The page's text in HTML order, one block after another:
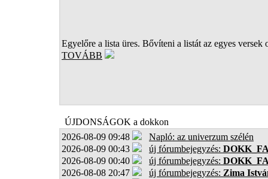
Egyelőre a lista üres. Bővíteni a listát az egyes versek
TOVÁBB
ÚJDONSÁGOK a dokkon
2026-08-09 09:48
Napló: az univerzum szélén
2026-08-09 00:43
új fórumbejegyzés:
2026-08-09 00:40
új fórumbejegyzés:
2026-08-08 20:47
új fórumbejegyzés: Zima